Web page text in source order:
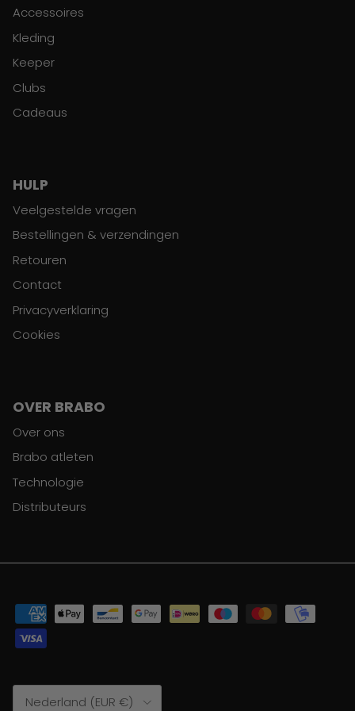
Accessoires
Kleding
Keeper
Clubs
Cadeaus
HULP
Veelgestelde vragen
Bestellingen & verzendingen
Retouren
Contact
Privacyverklaring
Cookies
OVER BRABO
Over ons
Brabo atleten
Technologie
Distributeurs
Land/Regio
Nederland (EUR €)